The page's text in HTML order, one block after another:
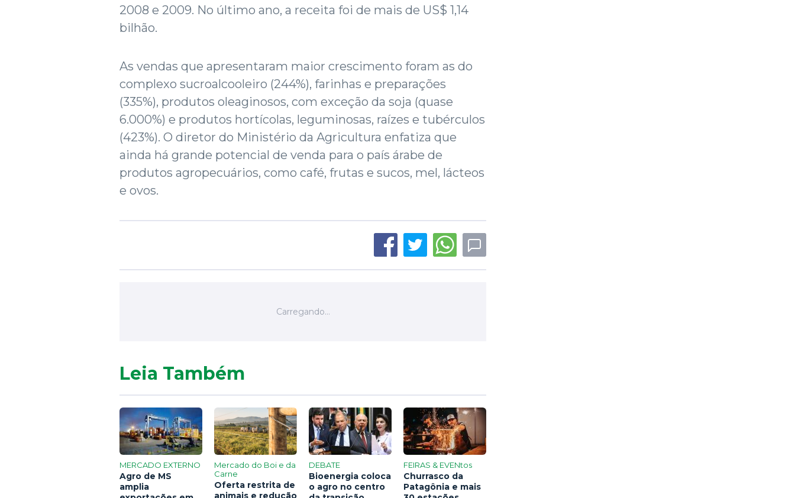
2008 e 2009. No último ano, a receita foi de mais de US$ 1,14
bilhão.
As vendas que apresentaram maior crescimento foram as do
complexo sucroalcooleiro (244%), farinhas e preparações
(335%), produtos oleaginosos, com exceção da soja (quase
6.000%) e produtos hortícolas, leguminosas, raízes e tubérculos
(423%). O diretor do Ministério da Agricultura enfatiza que
ainda há grande potencial de venda para o país árabe de
produtos agropecuários, como café, frutas e sucos, mel, lácteos
e ovos.
Leia Também
MERCADO EXTERNO
Agro de MS
amplia
Mercado do Boi e da
Carne
Oferta restrita de
animais e redução
DEBATE
Bioenergia coloca
o agro no centro
FEIRAS & EVENtos
Churrasco da
Patagônia e mais